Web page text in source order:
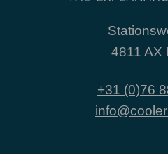
4811 AX
+31 (0)76